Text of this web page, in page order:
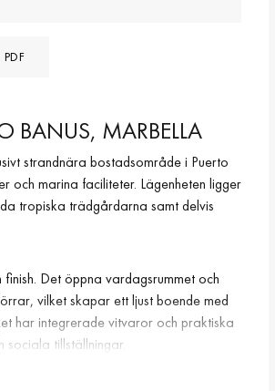
BANUS, MARBELLA
strandnära bostadsområde i Puerto
och marina faciliteter. Lägenheten ligger
tropiska trädgårdarna samt delvis
Det öppna vardagsrummet och
vilket skapar ett ljust boende med
har integrerade vitvaror och praktiska
tillställningar.